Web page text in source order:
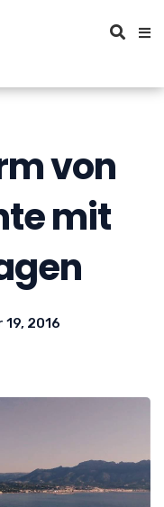
von
mit
19, 2016